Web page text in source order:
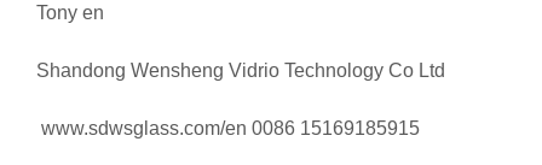
Tony en
Shandong Wensheng Vidrio Technology Co Ltd
www.sdwsglass.com/en 0086 15169185915